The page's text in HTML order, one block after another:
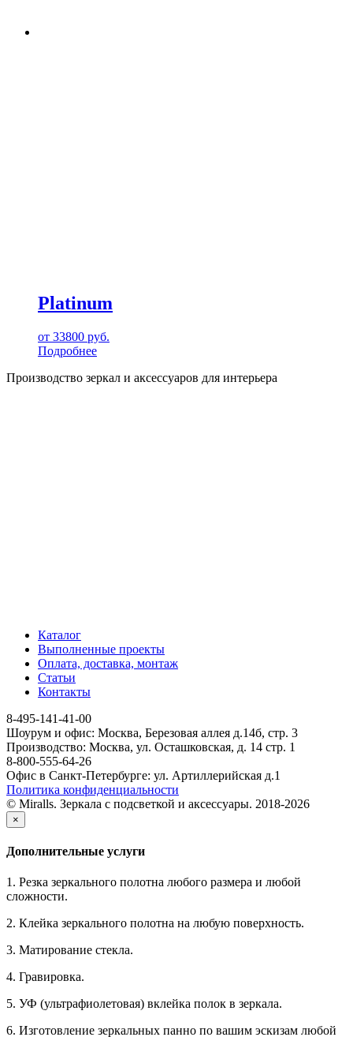
Platinum
от 33800 руб.
Подробнее
Производство зеркал и аксессуаров для интерьера
Каталог
Выполненные проекты
Оплата, доставка, монтаж
Статьи
Контакты
8-495-141-41-00
Шоурум и офис: Москва, Березовая аллея д.14б, стр. 3
Производство: Москва, ул. Осташковская, д. 14 стр. 1
8-800-555-64-26
Офис в Санкт-Петербурге: ул. Артиллерийская д.1
Политика конфиденциальности
© Miralls. Зеркала с подсветкой и аксессуары. 2018-2026
×
Дополнительные услуги
1. Резка зеркального полотна любого размера и любой
сложности.
2. Клейка зеркального полотна на любую поверхность.
3. Матирование стекла.
4. Гравировка.
5. УФ (ультрафиолетовая) вклейка полок в зеркала.
6. Изготовление зеркальных панно по вашим эскизам любой